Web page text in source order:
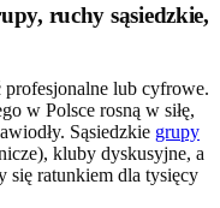
ruchy sąsiedzkie,
lub cyfrowe.
w Polsce rosną w siłę,
Sąsiedzkie grupy
kluby dyskusyjne, a
się ratunkiem dla tysięcy